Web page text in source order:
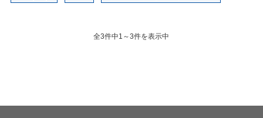
全3件中1～3件を表示中